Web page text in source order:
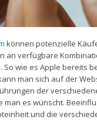
können potenzielle
an verfügbare
So wie es Apple bereits
man sich auf der
der
man es wünscht.
und die